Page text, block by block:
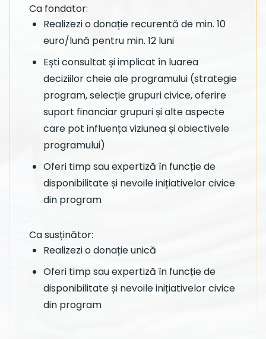
Ca fondator:
Realizezi o donație recurentă de min. 10
euro/lună pentru min. 12 luni
Ești consultat și implicat în luarea
deciziilor cheie ale programului (strategie
program, selecție grupuri civice, oferire
suport financiar grupuri și alte aspecte
care pot influența viziunea și obiectivele
programului)
Oferi timp sau expertiză în funcție de
disponibilitate și nevoile inițiativelor civice
din program
Ca susținător:
Realizezi o donație unică
Oferi timp sau expertiză în funcție de
disponibilitate și nevoile inițiativelor civice
din program